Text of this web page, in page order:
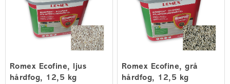
Romex Ecofine, ljus
hårdfog, 12,5 kg
Romex Ecofine, grå
hårdfog, 12,5 kg